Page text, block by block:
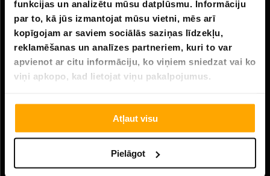
funkcijas un analizētu mūsu datplūsmu. Informāciju
par to, kā jūs izmantojat mūsu vietni, mēs arī
kopīgojam ar saviem sociālās saziņas līdzekļu,
reklamēšanas un analīzes partneriem, kuri to var
apvienot ar citu informāciju, ko viņiem sniedzat vai ko
viņi apkopo, kad lietojat viņu pakalpojumus.
Atļaut visu
Pielāgot
Par mums
Klientu apkalpošana
FAQ - Biežāk uzdotie jautājumi
Pretenzijas
Sazinieties ar mums